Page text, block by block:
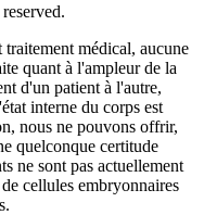
médical, aucune
quant à l'ampleur de la
d'un patient à l'autre,
interne du corps est
nous ne pouvons offrir,
quelconque certitude
ne sont pas actuellement
cellules embryonnaires